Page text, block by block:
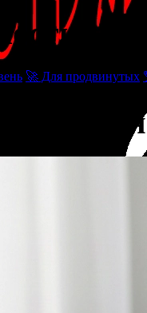
🚀 Для продвинутых